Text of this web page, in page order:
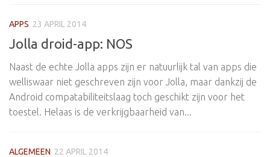
APPS 23 APRIL 2014
Jolla droid-app: NOS
Naast de echte Jolla apps zijn er natuurlijk tal van apps die
welliswaar niet geschreven zijn voor Jolla, maar dankzij de
Android compatabiliteitslaag toch geschikt zijn voor het
toestel. Helaas is de verkrijgbaarheid van...
ALGEMEEN 22 APRIL 2014